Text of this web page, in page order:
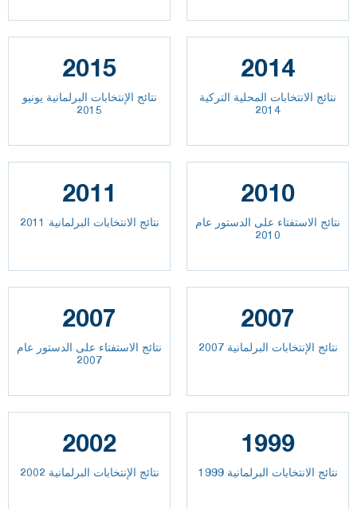
2015
نتائج الإنتخابات البرلمانية يونيو
2015
2014
نتائج الانتخابات المحلية التركية
2014
2011
نتائج الانتخابات البرلمانية 2011
2010
نتائج الاستفتاء على الدستور عام
2010
2007
نتائج الاستفتاء على الدستور عام
2007
2007
نتائج الإنتخابات البرلمانية 2007
2002
نتائج الإنتخابات البرلمانية 2002
1999
نتائج الانتخابات البرلمانية 1999